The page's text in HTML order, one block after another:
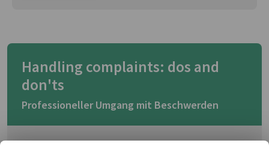
Handling complaints: dos and
don'ts
Professioneller Umgang mit Beschwerden